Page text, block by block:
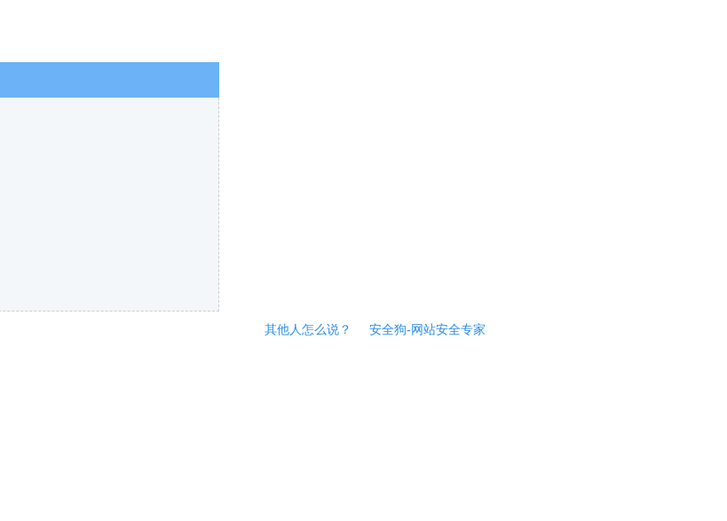
其他人怎么说？ 安全狗-网站安全专家